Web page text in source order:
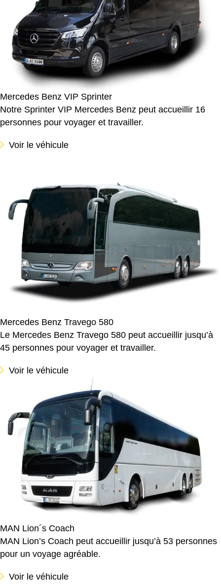
Mercedes Benz VIP Sprinter
Notre Sprinter VIP Mercedes Benz peut accueillir 16
personnes pour voyager et travailler.
Voir le véhicule
Mercedes Benz Travego 580
Le Mercedes Benz Travego 580 peut accueillir jusqu’à
45 personnes pour voyager et travailler.
Voir le véhicule
MAN Lion´s Coach
MAN Lion’s Coach peut accueillir jusqu’à 53 personnes
pour un voyage agréable.
Voir le véhicule